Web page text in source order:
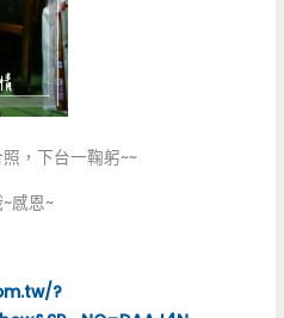
，下台一鞠躬~~
感恩~
?